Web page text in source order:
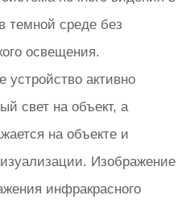
темной среде без
освещения.
устройство активно
свет на объект, а
на объекте и
Изображение
инфракрасного